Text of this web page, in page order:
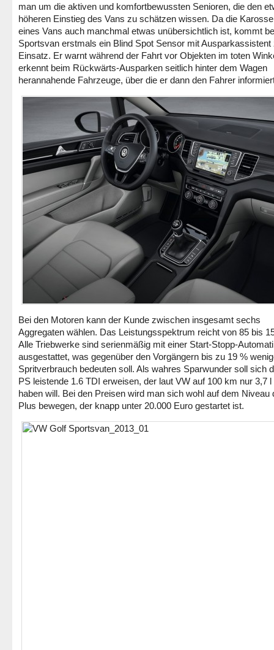
man um die aktiven und komfortbewussten Senioren, die den
höheren Einstieg des Vans zu schätzen wissen. Da die
eines Vans auch manchmal etwas unübersichtlich ist, kommt
Sportsvan erstmals ein Blind Spot Sensor mit Ausparkassistent
Einsatz. Er warnt während der Fahrt vor Objekten im toten
erkennt beim Rückwärts-Ausparken seitlich hinter dem Wagen
herannahende Fahrzeuge, über die er dann den Fahrer
Bei den Motoren kann der Kunde zwischen insgesamt sechs
Aggregaten wählen. Das Leistungsspektrum reicht von 85 bis
Alle Triebwerke sind serienmäßig mit einer Start-Stopp-
ausgestattet, was gegenüber den Vorgängern bis zu 19 %
Spritverbrauch bedeuten soll. Als wahres Sparwunder soll sich
PS leistende 1.6 TDI erweisen, der laut VW auf 100 km nur 3,7 l
haben will. Bei den Preisen wird man sich wohl auf dem Niveau
Plus bewegen, der knapp unter 20.000 Euro gestartet ist.